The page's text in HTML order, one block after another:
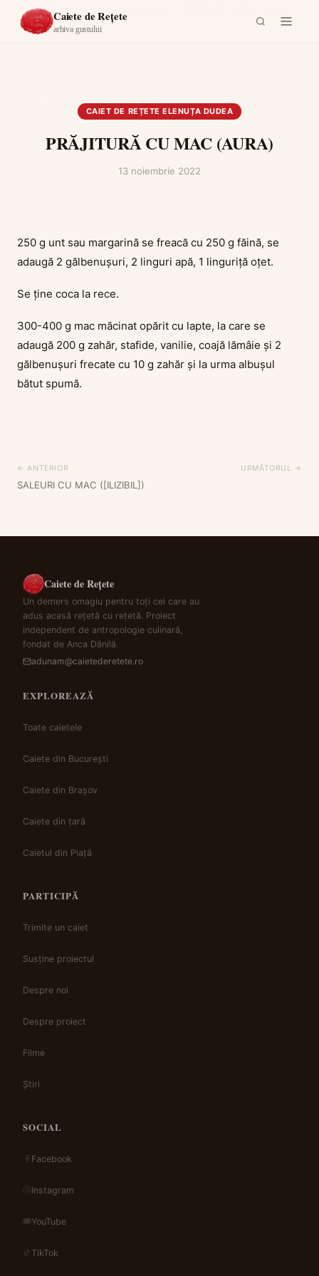
Caiete de Rețete
arhiva gustului
Acasă ›
CAIET DE REȚETE ELENUȚA DUDEA
PRĂJITURĂ CU MAC (AURA)
13 noiembrie 2022
250 g unt sau margarină se freacă cu 250 g făină, se
adaugă 2 gălbenușuri, 2 linguri apă, 1 linguriță oțet.
Se ține coca la rece.
300-400 g mac măcinat opărit cu lapte, la care se
adaugă 200 g zahăr, stafide, vanilie, coajă lămâie și 2
gălbenușuri frecate cu 10 g zahăr și la urma albușul
bătut spumă.
← ANTERIOR
SALEURI CU MAC ([ILIZIBIL])
URMĂTORUL →
Caiete de Rețete
Un demers omagiu pentru toți cei care au
adus acasă rețetă cu rețetă. Proiect
independent de antropologie culinară,
fondat de Anca Dănilă.
adunam@caietederetete.ro
EXPLOREAZĂ
Toate caietele
Caiete din București
Caiete din Brașov
Caiete din țară
Caietul din Piață
PARTICIPĂ
Trimite un caiet
Susține proiectul
Despre noi
Despre proiect
Filme
Știri
SOCIAL
Facebook
Instagram
YouTube
TikTok